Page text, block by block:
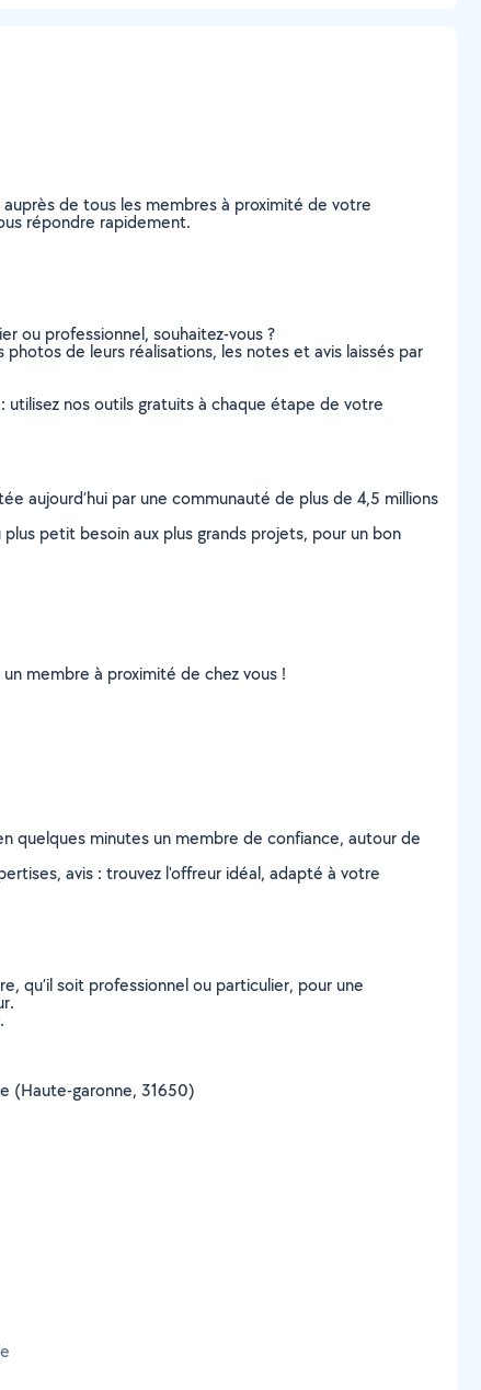
de tous les membres à proximité de votre
répondre rapidement.
ou professionnel, souhaitez-vous ?
de leurs réalisations, les notes et avis laissés par
nos outils gratuits à chaque étape de votre
aujourd’hui par une communauté de plus de 4,5 millions
petit besoin aux plus grands projets, pour un bon
membre à proximité de chez vous !
quelques minutes un membre de confiance, autour de
avis : trouvez l'offreur idéal, adapté à votre
qu’il soit professionnel ou particulier, pour une
(Haute-garonne, 31650)